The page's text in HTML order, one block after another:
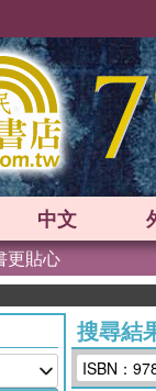
中文
更貼心
搜尋結
ISBN：